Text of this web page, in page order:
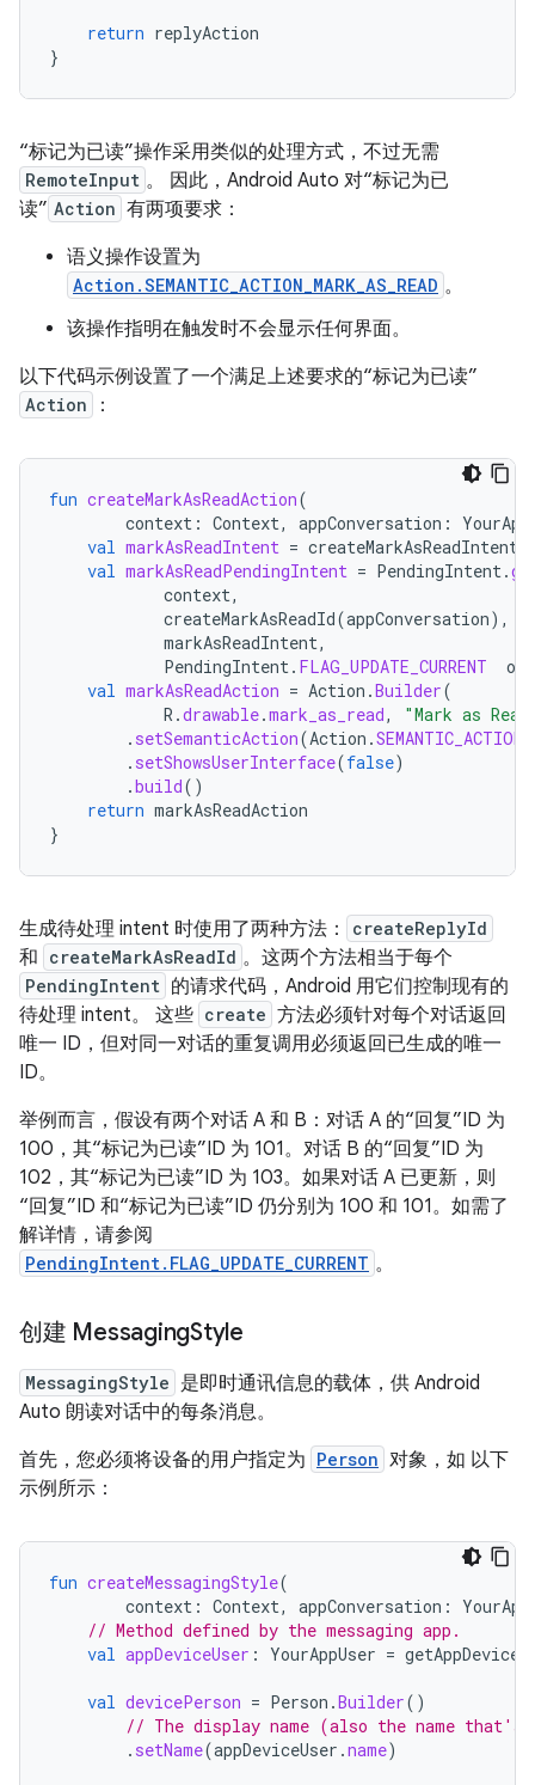
return replyAction
}
“标记为已读”操作采用类似的处理方式，不过无需
RemoteInput 。 因此，Android Auto 对“标记为已
读” Action 有两项要求：
语义操作设置为
Action.SEMANTIC_ACTION_MARK_AS_READ 。
该操作指明在触发时不会显示任何界面。
以下代码示例设置了一个满足上述要求的“标记为已读”
Action ：
fun createMarkAsReadAction(
context : Context, appConversation :
val markAsReadIntent = createMarkAsReadIntent
val markAsReadPendingIntent = PendingIntent.
context,
createMarkAsReadId(appConversation),
markAsReadIntent,
PendingIntent. FLAG_UPDATE_CURRENT
or
val markAsReadAction = Action .Builder(
R .drawable.mark_as_read,
"Mark as
. setSemanticAction(Action .
. setShowsUserInterface(false)
.build()
return markAsReadAction
}
生成待处理 intent 时使用了两种方法： createReplyId
和 createMarkAsReadId 。这两个方法相当于每个
PendingIntent 的请求代码，Android 用它们控制现有的
待处理 intent。 这些 create 方法必须针对每个对话返回
唯一 ID，但对同一对话的重复调用必须返回已生成的唯一
ID。
举例而言，假设有两个对话 A 和 B：对话 A 的“回复”ID 为
100，其“标记为已读”ID 为 101。对话 B 的“回复”ID 为
102，其“标记为已读”ID 为 103。如果对话 A 已更新，则
“回复”ID 和“标记为已读”ID 仍分别为 100 和 101。如需了
解详情，请参阅
PendingIntent.FLAG_UPDATE_CURRENT 。
创建 MessagingStyle
MessagingStyle 是即时通讯信息的载体，供 Android
Auto 朗读对话中的每条消息。
首先，您必须将设备的用户指定为 Person 对象，如 以下
示例所示：
fun createMessagingStyle(
context : Context, appConversation :
// Method defined by the messaging app.
val appDeviceUser : YourAppUser =
val devicePerson = Person .Builder()
// The display name (also the name
. setName(appDeviceUser .name)